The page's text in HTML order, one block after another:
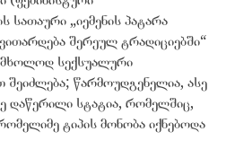
სათაური „იემენის პატარა
შერეულ ტრადიციებში“
მხოლოდ სექსუალური
შეიძლება; წარმოუდგენელია, ასე
დაწერილი სტატია, რომელშიც,
ტიპის მონობა იქნებოდა